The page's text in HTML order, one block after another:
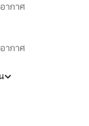
ากาศ
ากาศ